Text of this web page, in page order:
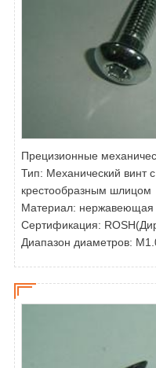
Прецизионные
Тип: Механический винт
крестообразным шлицом
Материал: нержавеющая
Сертификация:
Диапазон диаметров: